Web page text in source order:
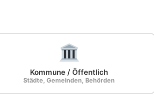
Kommune / Öffentlich
Städte, Gemeinden, Behörden